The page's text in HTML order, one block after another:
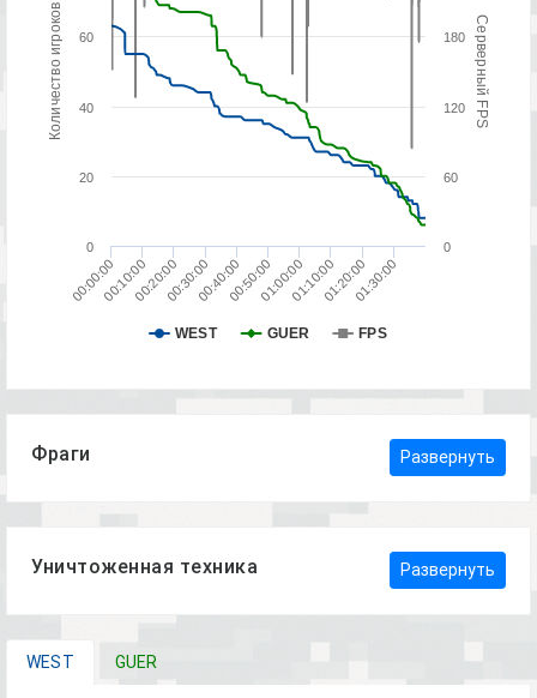
Количество игроков Серверный FPS
WEST GUER FPS
00:00:0000:10:0000:20:0000:30:0000:40:0000:50:0001:00:0001:10:0001:20:0001:30:00
0
20
40
60
0
60
120
180
Фраги Развернуть
Уничтоженная техника Развернуть
WEST GUER